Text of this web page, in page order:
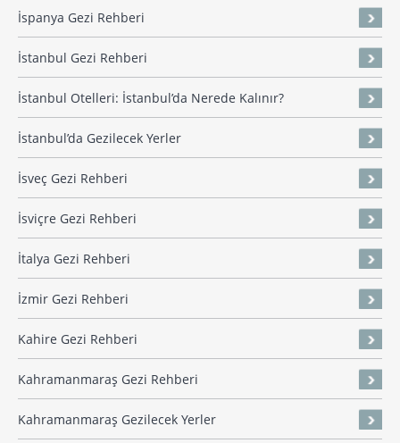
İspanya Gezi Rehberi
İstanbul Gezi Rehberi
İstanbul Otelleri: İstanbul’da Nerede Kalınır?
İstanbul’da Gezilecek Yerler
İsveç Gezi Rehberi
İsviçre Gezi Rehberi
İtalya Gezi Rehberi
İzmir Gezi Rehberi
Kahire Gezi Rehberi
Kahramanmaraş Gezi Rehberi
Kahramanmaraş Gezilecek Yerler